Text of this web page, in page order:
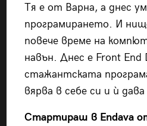
Тя е от Варна, a днес
програмирането. И
повече време на
навън. Днес е Front End
стажантската
вярва в себе си и ѝ
Стартираш в Endava